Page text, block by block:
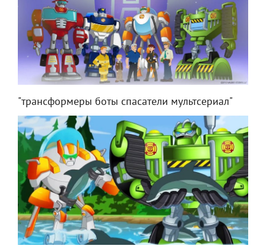
"трансформеры боты спасатели мультсериал"